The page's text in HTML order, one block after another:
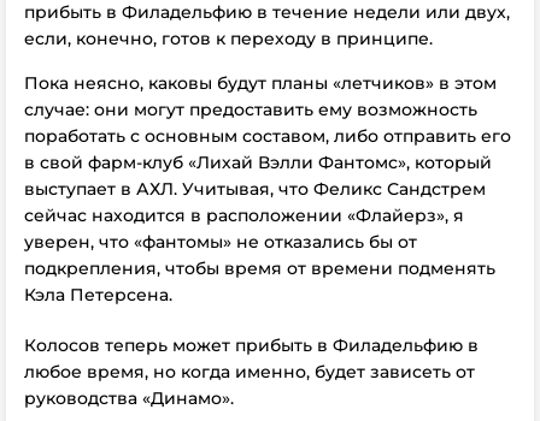
прибыть в Филадельфию в течение недели или двух,
если, конечно, готов к переходу в принципе.
Пока неясно, каковы будут планы «летчиков» в этом
случае: они могут предоставить ему возможность
поработать с основным составом, либо отправить его
в свой фарм-клуб «Лихай Вэлли Фантомс», который
выступает в АХЛ. Учитывая, что Феликс Сандстрем
сейчас находится в расположении «Флайерз», я
уверен, что «фантомы» не отказались бы от
подкрепления, чтобы время от времени подменять
Кэла Петерсена.
Колосов теперь может прибыть в Филадельфию в
любое время, но когда именно, будет зависеть от
руководства «Динамо».